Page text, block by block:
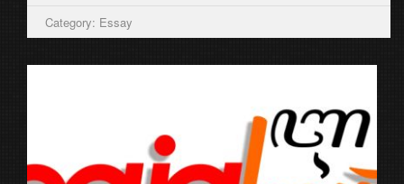
Category: Essay